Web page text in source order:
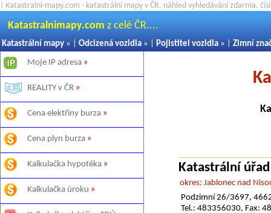
| Katastralni-mapy.com - katastrální mapy v ČR, náhled vyhledávání zdarma,
Katastralnimapy.com z celé ČR....
Katastrální mapy » | Odcizená vozidla » | Pojistitel vozidla » | Zimní
Moje IP adresa »
REALITY v ČR »
Cena elektřiny burza »
Cena plyn burza »
Kalkulačka hypotéka »
Kalkulačka úroku »
Katastrální
okres: Jablonec nad
Podzimní 26/3697,
Tel.: 483356030, Fax: